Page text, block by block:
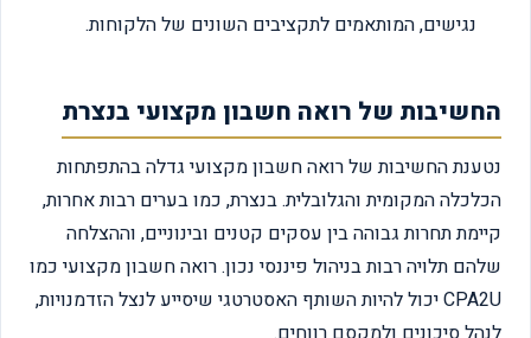
נגישים, המותאמים לתקציבים השונים של הלקוחות.
החשיבות של רואה חשבון מקצועי בנצרת
נטענת החשיבות של רואה חשבון מקצועי גדלה בהתפתחות
הכלכלה המקומית והגלובלית. בנצרת, כמו בערים רבות אחרות,
קיימת תחרות גבוהה בין עסקים קטנים ובינוניים, וההצלחה
שלהם תלויה רבות בניהול פיננסי נכון. רואה חשבון מקצועי כמו
CPA2U יכול להיות השותף האסטרטגי שיסייע לנצל הזדמנויות,